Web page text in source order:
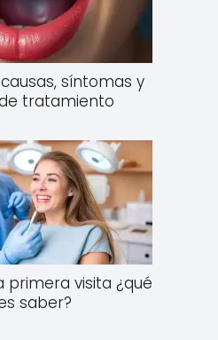
síntomas y
tratamiento
primera visita ¿qué
saber?